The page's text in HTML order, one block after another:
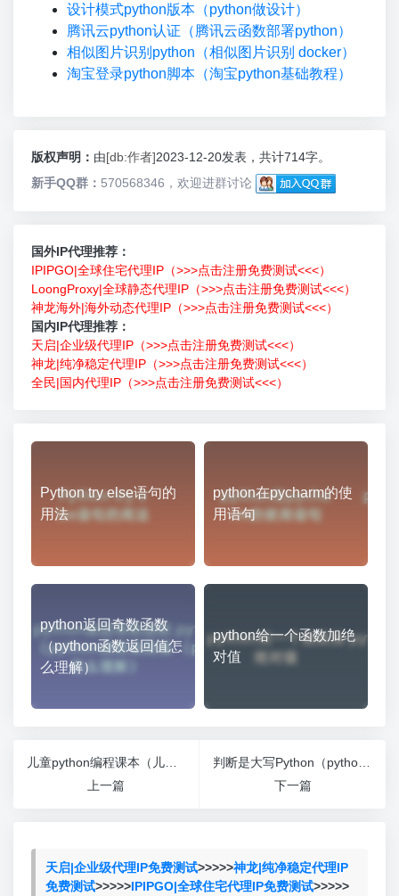
设计模式python版本（python做设计）
腾讯云python认证（腾讯云函数部署python）
相似图片识别python（相似图片识别 docker）
淘宝登录python脚本（淘宝python基础教程）
版权声明： 由[db:作者]2023-12-20发表，共计714字。
新手QQ群： 570568346，欢迎进群讨论
国外IP代理推荐：
IPIPGO|全球住宅代理IP（>>>点击注册免费测试<<<）
LoongProxy|全球静态代理IP（>>>点击注册免费测试<<<）
神龙海外|海外动态代理IP（>>>点击注册免费测试<<<）
国内IP代理推荐：
天启|企业级代理IP（>>>点击注册免费测试<<<）
神龙|纯净稳定代理IP（>>>点击注册免费测试<<<）
全民|国内代理IP（>>>点击注册免费测试<<<）
Python try else语句的
用法
python在pycharm的使
用语句
python返回奇数函数
（python函数返回值怎
么理解）
python给一个函数加绝
对值
上一篇
下一篇
天启|企业级代理IP免费测试>>>>>神龙|纯净稳定代理IP
免费测试>>>>>IPIPGO|全球住宅代理IP免费测试>>>>>